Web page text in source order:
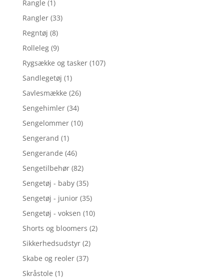
Rangle (1)
Rangler (33)
Regntøj (8)
Rolleleg (9)
Rygsække og tasker (107)
Sandlegetøj (1)
Savlesmække (26)
Sengehimler (34)
Sengelommer (10)
Sengerand (1)
Sengerande (46)
Sengetilbehør (82)
Sengetøj - baby (35)
Sengetøj - junior (35)
Sengetøj - voksen (10)
Shorts og bloomers (2)
Sikkerhedsudstyr (2)
Skabe og reoler (37)
Skråstole (1)